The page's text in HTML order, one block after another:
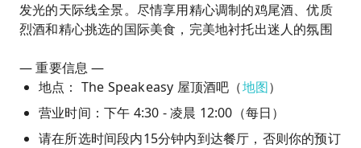
发光的天际线全景。尽情享用精心调制的鸡尾酒、优质
烈酒和精心挑选的国际美食，完美地衬托出迷人的氛围
— 重要信息 —
地点： The Speakeasy 屋顶酒吧（地图）
营业时间：下午 4:30 - 凌晨 12:00（每日）
请在所选时间段内15分钟内到达餐厅，否则你的预订